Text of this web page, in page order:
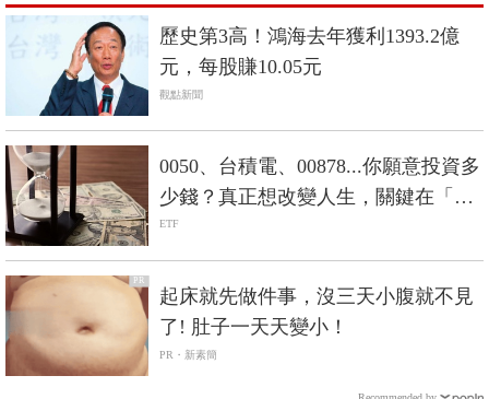
歷史第3高！鴻海去年獲利1393.2億
元，每股賺10.05元
觀點新聞
0050、台積電、00878...你願意投資多
少錢？真正想改變人生，關鍵在「數
大」
ETF
PR
起床就先做件事，沒三天小腹就不見
了! 肚子一天天變小！
PR・新素簡